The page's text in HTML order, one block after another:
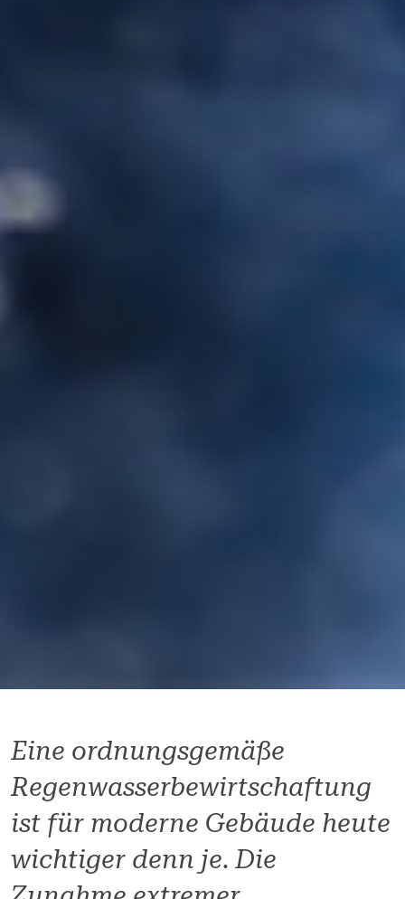
Eine ordnungsgemäße
Regenwasserbewirtschaftung
ist für moderne Gebäude heute
wichtiger denn je. Die